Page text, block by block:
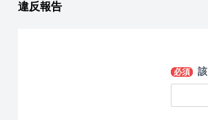
違反報告
必須